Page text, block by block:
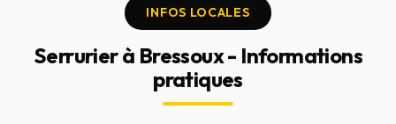
INFOS LOCALES
Serrurier à Bressoux - Informations
pratiques